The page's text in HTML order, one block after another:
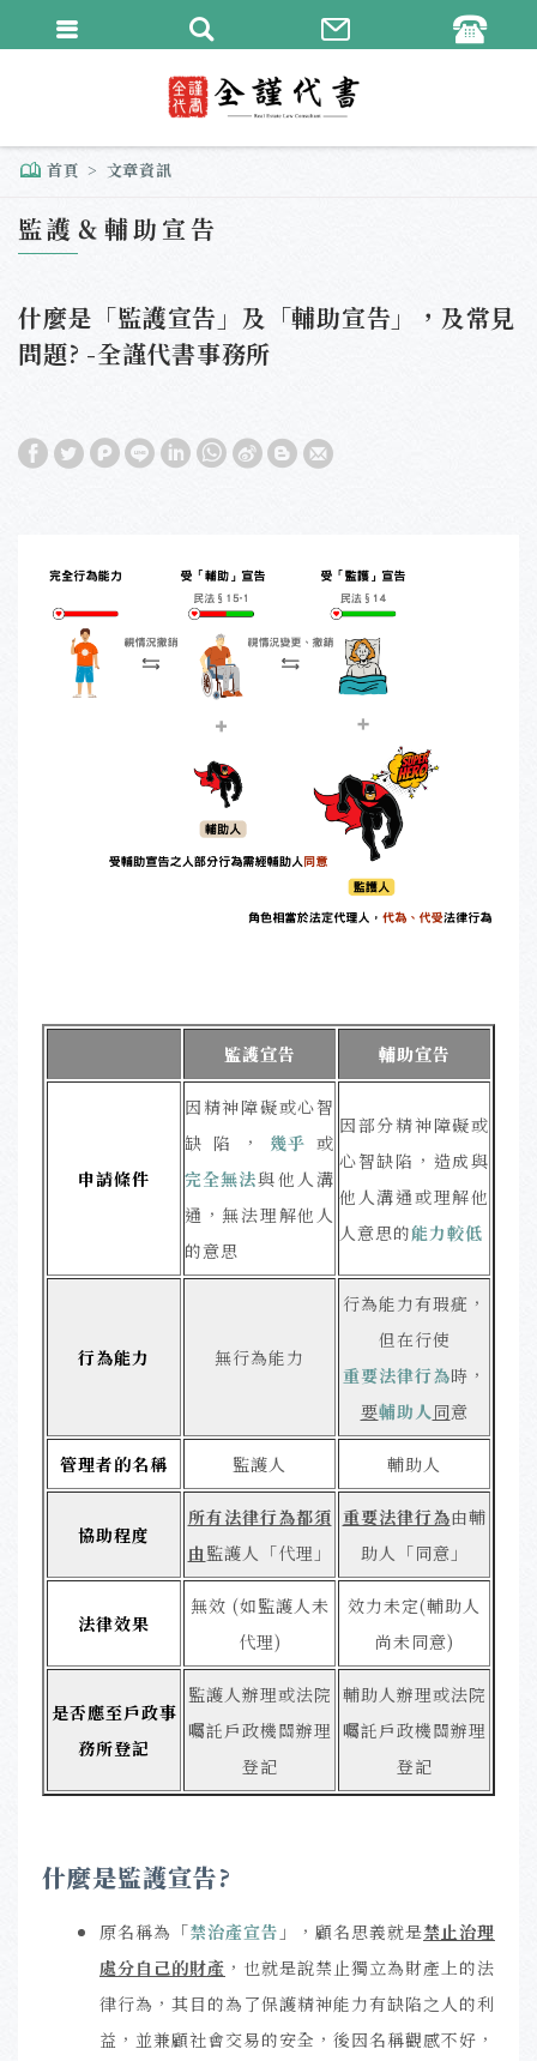
首頁 文章資訊
監護＆輔助宣告
什麼是「監護宣告」及「輔助宣告」，及常見
問題? -全謹代書事務所
監護宣告 輔助宣告
申請條件
因精神障礙或心智
缺陷， 幾乎 或
完全無法與他人溝
通，無法理解他人
的意思
因部分精神障礙或
心智缺陷，造成與
他人溝通或理解他
人意思的能力較低
行為能力 無行為能力
行為能力有瑕疵，
但在行使
重要法律行為時，
要輔助人 同意
管理者的名稱 監護人 輔助人
協助程度
所有法律行為都須
由 監護人「代理」
重要法律行為由輔
助人「同意」
法律效果
無效 (如監護人未
代理)
效力未定(輔助人
尚未同意)
是否應至戶政事
務所登記
監護人辦理或法院
囑託戶政機關辦理
登記
輔助人辦理或法院
囑託戶政機關辦理
登記
什麼是監護宣告?
原名稱為「禁治產宣告 」，顧名思義就是禁止治理
處分自己的財產 ，也就是說禁止獨立為財產上的法
律行為， 其目的為了保護精神能力有缺陷之人的利
益，並兼顧社會交易的安全， 後因名稱觀感不好，
繁體中文
English